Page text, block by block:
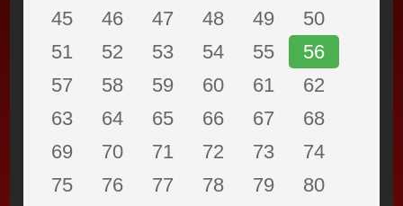
45
46 47 48 49
50
51
52 53 54 55
56
57
58 59 60 61
62
63
64 65 66 67
68
69
70 71 72 73
74
75
76 77 78 79
80